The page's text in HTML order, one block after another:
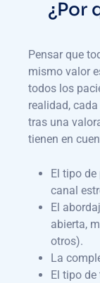
¿Por
Pensar que
mismo valor
todos los
realidad,
tras una
tienen en
El tipo
canal
El
abierta,
otros).
La
El tipo